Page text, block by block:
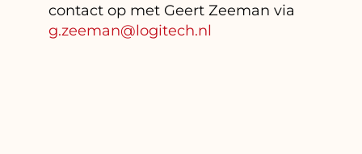
contact op met Geert Zeeman via
g.zeeman@logitech.nl